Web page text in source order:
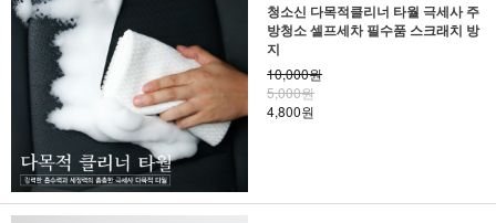
청소신 다목적클리너 타월 극세사 주
방청소 셀프세차 필수품 스크래치 방
지
10,000원
5,000원
4,800원